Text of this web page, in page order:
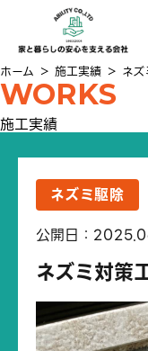
ホーム ＞ 施工実績 ＞ ネ
WORKS
施工実績
ネズミ駆除
公開日：
ネズミ対策